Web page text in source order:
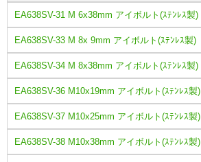
EA638SV-31 M 6x38mm アイボルト(ｽﾃﾝﾚｽ製)
EA638SV-33 M 8x 9mm アイボルト(ｽﾃﾝﾚｽ製)
EA638SV-34 M 8x38mm アイボルト(ｽﾃﾝﾚｽ製)
EA638SV-36 M10x19mm アイボルト(ｽﾃﾝﾚｽ製)
EA638SV-37 M10x25mm アイボルト(ｽﾃﾝﾚｽ製)
EA638SV-38 M10x38mm アイボルト(ｽﾃﾝﾚｽ製)